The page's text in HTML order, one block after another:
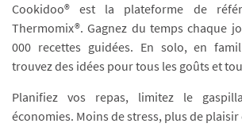
Cookidoo® est la plateforme de
Thermomix®. Gagnez du temps chaque
000 recettes guidées. En solo, en
trouvez des idées pour tous les goûts et
Planifiez vos repas, limitez le
économies. Moins de stress, plus de plaisir